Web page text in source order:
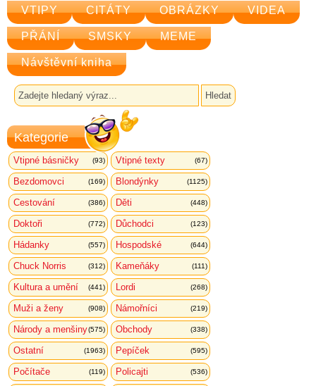
VTIPY CITÁTY OBRÁZKY VIDEA
PŘÁNÍ SMSKY MEME
Návštěvní kniha
Kategorie
Vtipné básničky (93) Vtipné texty (67)
Bezdomovci (169) Blondýnky (1125)
Cestování (386) Děti (448)
Doktoři (772) Důchodci (123)
Hádanky (557) Hospodské (644)
Chuck Norris (312) Kameňáky (111)
Kultura a umění (441) Lordi (268)
Muži a ženy (908) Námořníci (219)
Národy a menšiny(575) Obchody (338)
Ostatní (1963) Pepíček (595)
Počítače (119) Policajti (536)